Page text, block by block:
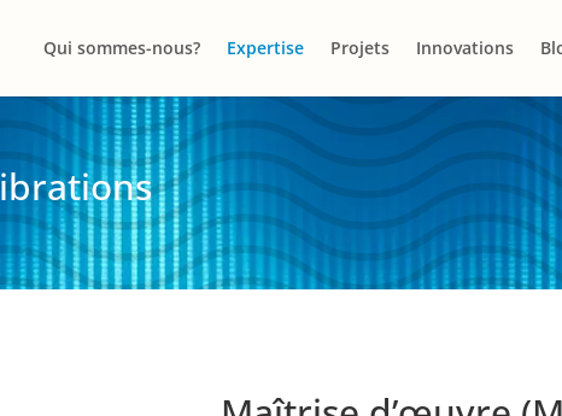
Qui sommes-nous? Expertise Projets Innovations